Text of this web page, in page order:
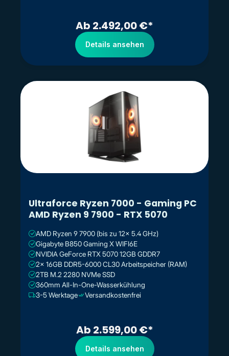
Ab 2.492,00 €*
Details ansehen
Ultraforce Ryzen 7000 - Gaming PC
AMD Ryzen 9 7900 - RTX 5070
AMD Ryzen 9 7900 (bis zu 12x 5.4 GHz)
Gigabyte B850 Gaming X WIFI6E
NVIDIA GeForce RTX 5070 12GB GDDR7
2x 16GB DDR5-6000 CL30 Arbeitspeicher (RAM)
2TB M.2 2280 NVMe SSD
360mm All-In-One-Wasserkühlung
3-5 Werktage
Versandkostenfrei
Ab 2.599,00 €*
Details ansehen